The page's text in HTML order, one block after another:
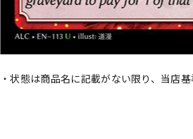
・状態は商品名に記載がない限り、当店基